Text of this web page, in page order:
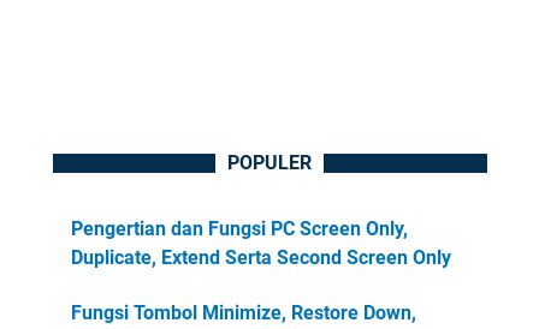
POPULER
Pengertian dan Fungsi PC Screen Only,
Duplicate, Extend Serta Second Screen Only
Fungsi Tombol Minimize, Restore Down,